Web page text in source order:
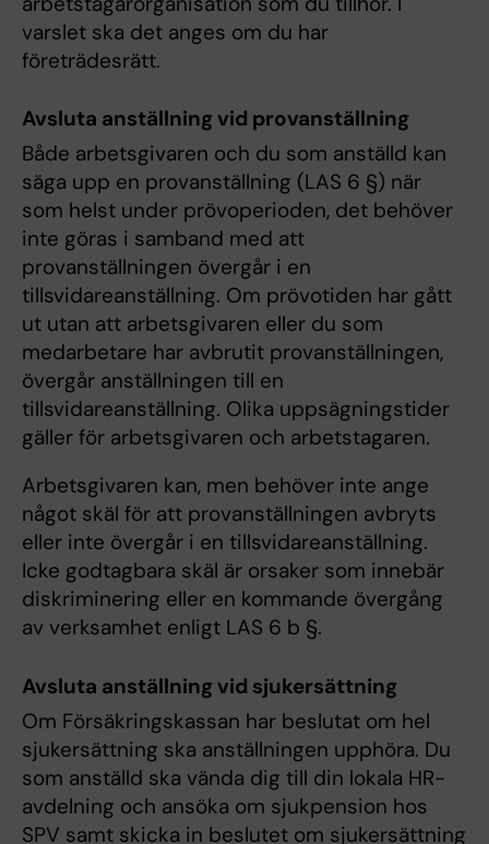
varslet ska det anges om du har
företrädesrätt.
Avsluta anställning vid provanställning
Både arbetsgivaren och du som anställd kan
säga upp en provanställning (LAS 6 §) när
som helst under prövoperioden, det behöver
inte göras i samband med att
provanställningen övergår i en
tillsvidareanställning. Om prövotiden har gått
ut utan att arbetsgivaren eller du som
medarbetare har avbrutit provanställningen,
övergår anställningen till en
tillsvidareanställning. Olika uppsägningstider
gäller för arbetsgivaren och arbetstagaren.
Arbetsgivaren kan, men behöver inte ange
något skäl för att provanställningen avbryts
eller inte övergår i en tillsvidareanställning.
Icke godtagbara skäl är orsaker som innebär
diskriminering eller en kommande övergång
av verksamhet enligt LAS 6 b §.
Avsluta anställning vid sjukersättning
Om Försäkringskassan har beslutat om hel
sjukersättning ska anställningen upphöra. Du
som anställd ska vända dig till din lokala HR-
avdelning och ansöka om sjukpension hos
SPV samt skicka in beslutet om sjukersättning